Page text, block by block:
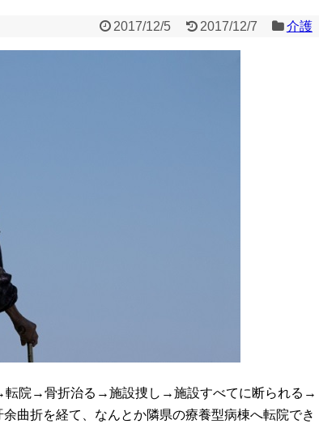
2017/12/5 2017/12/7 介護
転院→骨折治る→施設捜し→施設すべてに断られる→
曲折を経て、なんとか隣県の療養型病棟へ転院でき